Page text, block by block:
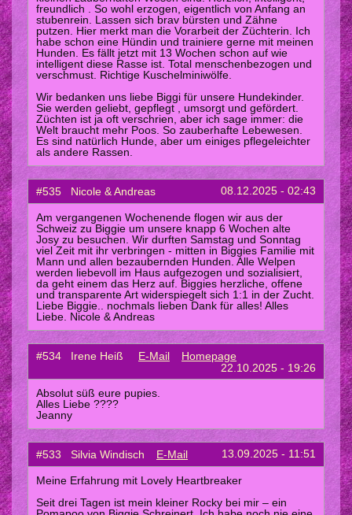
freundlich . So wohl erzogen, eigentlich von Anfang an
stubenrein. Lassen sich brav bürsten und Zähne
putzen. Hier merkt man die Vorarbeit der Züchterin. Ich
habe schon eine Hündin und trainiere gerne mit meinen
Hunden. Es fällt jetzt mit 13 Wochen schon auf wie
intelligent diese Rasse ist. Total menschenbezogen und
verschmust. Richtige Kuschelminiwölfe.
Wir bedanken uns liebe Biggi für unsere Hundekinder.
Sie werden geliebt, gepflegt , umsorgt und gefördert.
Züchten ist ja oft verschrien, aber ich sage immer: die
Welt braucht mehr Poos. So zauberhafte Lebewesen.
Es sind natürlich Hunde, aber um einiges pflegeleichter
als andere Rassen.
#535 Nicole & Andreas 08.12.2025 - 02:43
Am vergangenen Wochenende flogen wir aus der
Schweiz zu Biggie um unsere knapp 6 Wochen alte
Josy zu besuchen. Wir durften Samstag und Sonntag
viel Zeit mit ihr verbringen - mitten in Biggies Familie mit
Mann und allen bezaubernden Hunden. Alle Welpen
werden liebevoll im Haus aufgezogen und sozialisiert,
da geht einem das Herz auf. Biggies herzliche, offene
und transparente Art widerspiegelt sich 1:1 in der Zucht.
Liebe Biggie.. nochmals lieben Dank für alles! Alles
Liebe. Nicole & Andreas
#534 Irene Heiß E-Mail
Homepage
22.10.2025 - 19:26
Absolut süß eure pupies.
Alles Liebe ????
Jeanny
#533 Silvia Windisch E-Mail 13.09.2025 - 11:51
Meine Erfahrung mit Lovely Heartbreaker
Seit drei Tagen ist mein kleiner Rocky bei mir – ein